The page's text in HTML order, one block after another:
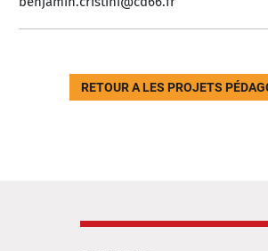
RETOUR A LES PROJETS